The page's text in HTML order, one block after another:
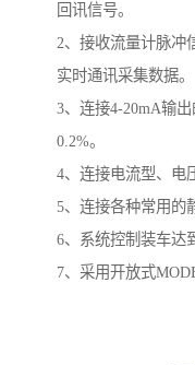
回讯信号。
2、接收流量计脉冲
实时通讯采集数据。
3、连接4-20mA输
0.2%。
4、连接电流型、电
5、连接各种常用的
6、系统控制装车达
7、采用开放式